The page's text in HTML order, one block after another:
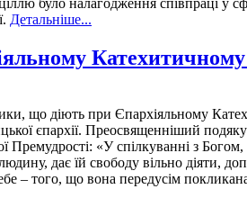
було налагодження співпраці у
Детальніше...
Катехитичному
що діють при Єпархіяльному
єпархії. Преосвященніший
«У спілкуванні з
дає їй свободу вільно діяти,
– того, що вона передусім